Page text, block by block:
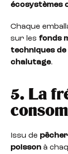
écosystèmes
Chaque
sur les fonds
techniques de
chalutage.
5. La
Issu de
poisson à